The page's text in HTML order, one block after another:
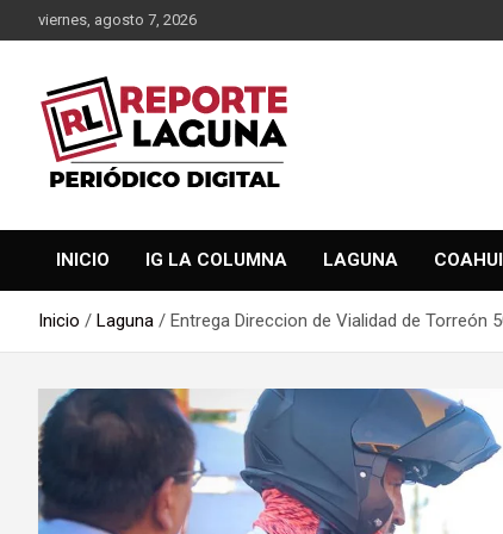
al
viernes, agosto 7, 2026
Reporte Laguna
INICIO IG LA COLUMNA LAGUNA
Inicio Laguna Entrega Direccion de Vialidad de Torreón